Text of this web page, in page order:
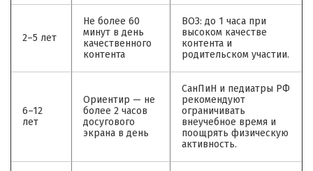
2–5 лет
Не более 60
минут в день
качественного
контента
ВОЗ: до 1 часа при
высоком качестве
контента и
родительском участии.
6–12
лет
Ориентир — не
более 2 часов
досугового
экрана в день
СанПиН и педиатры РФ
рекомендуют
ограничивать
внеучебное время и
поощрять физическую
активность.